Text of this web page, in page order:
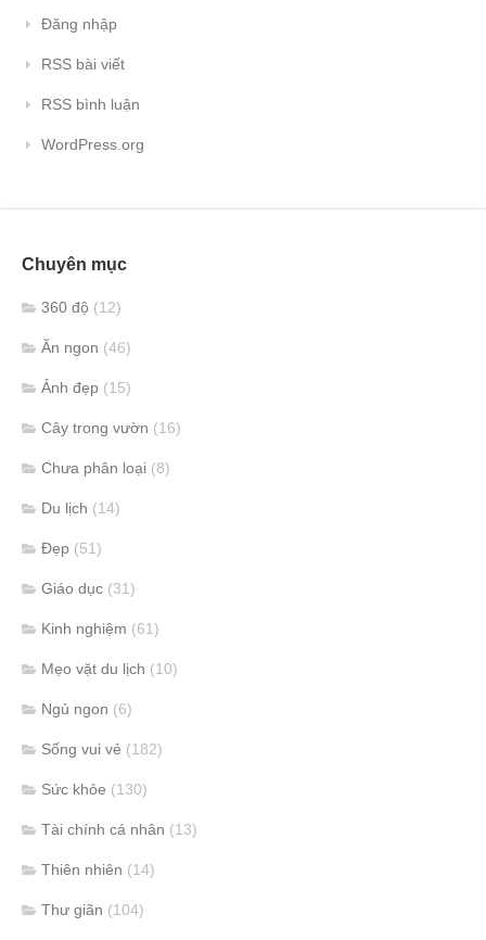
Đăng nhập
RSS bài viết
RSS bình luận
WordPress.org
Chuyên mục
360 độ (12)
Ăn ngon (46)
Ảnh đẹp (15)
Cây trong vườn (16)
Chưa phân loại (8)
Du lịch (14)
Đẹp (51)
Giáo dục (31)
Kinh nghiệm (61)
Mẹo vặt du lịch (10)
Ngủ ngon (6)
Sống vui vẻ (182)
Sức khỏe (130)
Tài chính cá nhân (13)
Thiên nhiên (14)
Thư giãn (104)